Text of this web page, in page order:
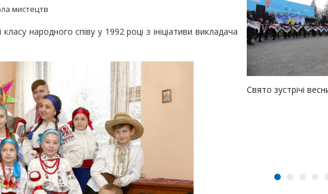
мистецтв
народного співу у 1992 році з ініціативи викладача
band "GRACE"
Rock&Buh - 2019 Свято зустрічі